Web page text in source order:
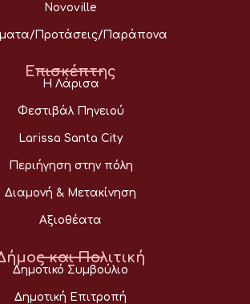
Novoville
Προτάσεις/Παράπονα
Επισκέπτης
Η Λάρισα
Φεστιβάλ Πηνειού
Larissa Santa City
Περιήγηση στην πόλη
Διαμονή & Μετακίνηση
Αξιοθέατα
και Πολιτική
Δημοτικό Συμβούλιο
Δημοτική Επιτροπή